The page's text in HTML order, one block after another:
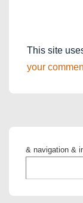
This site
your
& navigation &